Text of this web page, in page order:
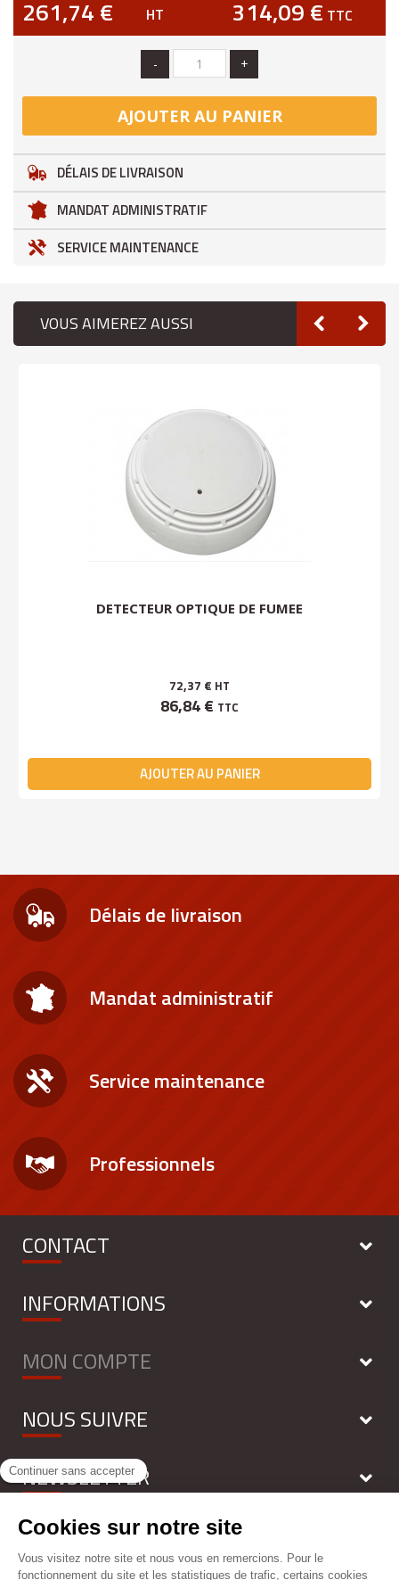
261,74 € HT 314,09 € TTC
- +
AJOUTER AU PANIER
DÉLAIS DE LIVRAISON
MANDAT ADMINISTRATIF
SERVICE MAINTENANCE
VOUS AIMEREZ AUSSI
DETECTEUR OPTIQUE DE FUMEE
72,37 € HT
86,84 € TTC
AJOUTER AU PANIER
Délais de livraison
Mandat administratif
Service maintenance
Professionnels
CONTACT
INFORMATIONS
MON COMPTE
NOUS SUIVRE
NEWSLETTER